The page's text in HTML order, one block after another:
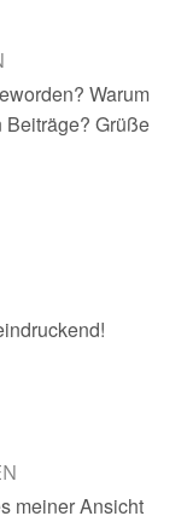
Warum
Grüße
meiner Ansicht